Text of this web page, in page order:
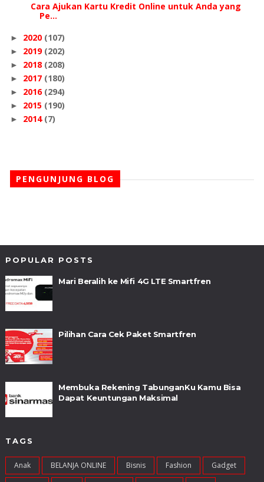
Cara Ajukan Kartu Kredit Online untuk Anda yang
Pe...
► 2020 (107)
► 2019 (202)
► 2018 (208)
► 2017 (180)
► 2016 (294)
► 2015 (190)
► 2014 (7)
PENGUNJUNG BLOG
POPULAR POSTS
Mari Beralih ke Mifi 4G LTE Smartfren
Pilihan Cara Cek Paket Smartfren
Membuka Rekening TabunganKu Kamu Bisa
Dapat Keuntungan Maksimal
TAGS
Anak BELANJA ONLINE Bisnis Fashion Gadget